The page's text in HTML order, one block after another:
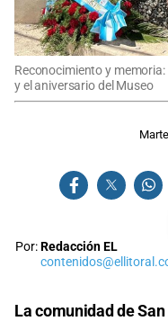
Reconocimiento y
y el aniversario del Museo
Por:Redacción EL
La comunidad de